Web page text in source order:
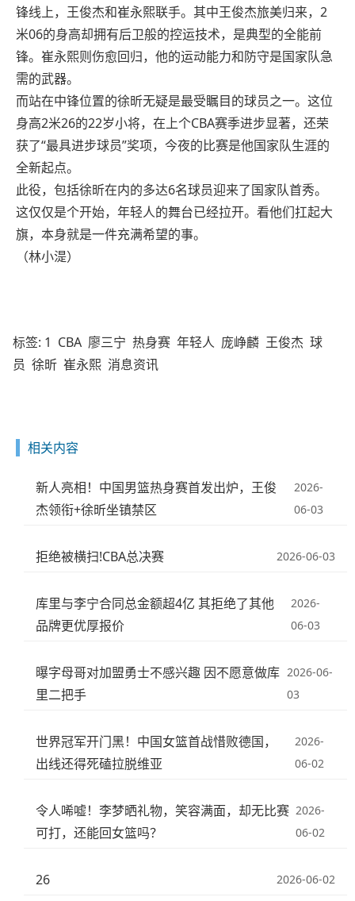
锋线上，王俊杰和崔永熙联手。其中王俊杰旅美归来，2
米06的身高却拥有后卫般的控运技术，是典型的全能前
锋。崔永熙则伤愈回归，他的运动能力和防守是国家队急
需的武器。
而站在中锋位置的徐昕无疑是最受瞩目的球员之一。这位
身高2米26的22岁小将，在上个CBA赛季进步显著，还荣
获了“最具进步球员”奖项，今夜的比赛是他国家队生涯的
全新起点。
此役，包括徐昕在内的多达6名球员迎来了国家队首秀。
这仅仅是个开始，年轻人的舞台已经拉开。看他们扛起大
旗，本身就是一件充满希望的事。
（林小湜）
标签: 1 CBA 廖三宁 热身赛 年轻人 庞峥麟 王俊杰 球
员 徐昕 崔永熙 消息资讯
相关内容
新人亮相！中国男篮热身赛首发出炉，王俊
杰领衔+徐昕坐镇禁区
2026-
06-03
拒绝被横扫!CBA总决赛 2026-06-03
库里与李宁合同总金额超4亿 其拒绝了其他
品牌更优厚报价
2026-
06-03
曝字母哥对加盟勇士不感兴趣 因不愿意做库
里二把手
2026-06-
03
世界冠军开门黑！中国女篮首战惜败德国，
出线还得死磕拉脱维亚
2026-
06-02
令人唏嘘！李梦晒礼物，笑容满面，却无比赛
可打，还能回女篮吗？
2026-
06-02
26 2026-06-02